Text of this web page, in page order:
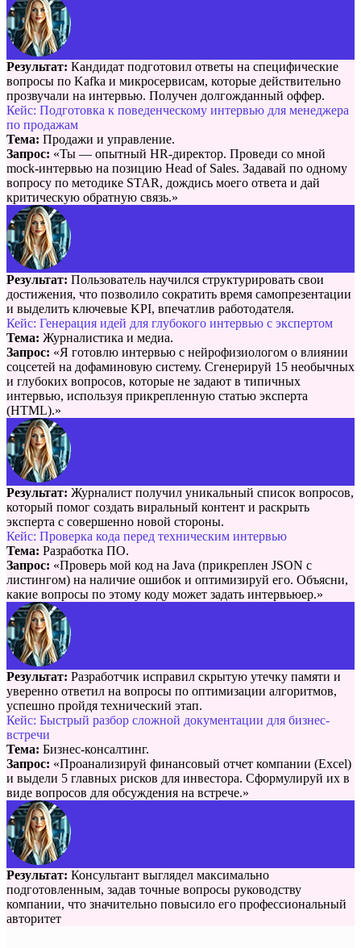
Результат: Кандидат подготовил ответы на специфические
вопросы по Kafka и микросервисам, которые действительно
прозвучали на интервью. Получен долгожданный оффер.
Кейс: Подготовка к поведенческому интервью для менеджера
по продажам
Тема: Продажи и управление.
Запрос: «Ты — опытный HR-директор. Проведи со мной
mock-интервью на позицию Head of Sales. Задавай по одному
вопросу по методике STAR, дождись моего ответа и дай
критическую обратную связь.»
Результат: Пользователь научился структурировать свои
достижения, что позволило сократить время самопрезентации
и выделить ключевые KPI, впечатлив работодателя.
Кейс: Генерация идей для глубокого интервью с экспертом
Тема: Журналистика и медиа.
Запрос: «Я готовлю интервью с нейрофизиологом о влиянии
соцсетей на дофаминовую систему. Сгенерируй 15 необычных
и глубоких вопросов, которые не задают в типичных
интервью, используя прикрепленную статью эксперта
(HTML).»
Результат: Журналист получил уникальный список вопросов,
который помог создать виральный контент и раскрыть
эксперта с совершенно новой стороны.
Кейс: Проверка кода перед техническим интервью
Тема: Разработка ПО.
Запрос: «Проверь мой код на Java (прикреплен JSON с
листингом) на наличие ошибок и оптимизируй его. Объясни,
какие вопросы по этому коду может задать интервьюер.»
Результат: Разработчик исправил скрытую утечку памяти и
уверенно ответил на вопросы по оптимизации алгоритмов,
успешно пройдя технический этап.
Кейс: Быстрый разбор сложной документации для бизнес-
встречи
Тема: Бизнес-консалтинг.
Запрос: «Проанализируй финансовый отчет компании (Excel)
и выдели 5 главных рисков для инвестора. Сформулируй их в
виде вопросов для обсуждения на встрече.»
Результат: Консультант выглядел максимально
подготовленным, задав точные вопросы руководству
компании, что значительно повысило его профессиональный
авторитет